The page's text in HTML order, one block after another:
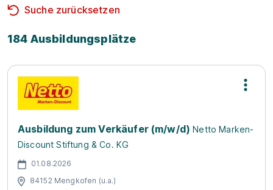
Suche zurücksetzen
184 Ausbildungsplätze
Ausbildung zum Verkäufer (m/w/d) Netto Marken-
Discount Stiftung & Co. KG
01.08.2026
84152 Mengkofen (u.a.)